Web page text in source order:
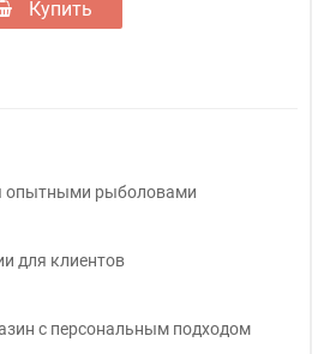
Купить
опытными рыболовами
для клиентов
с персональным подходом